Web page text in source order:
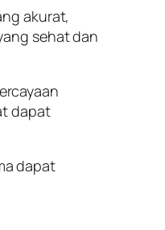
akurat,
sehat dan
dapat
dapat